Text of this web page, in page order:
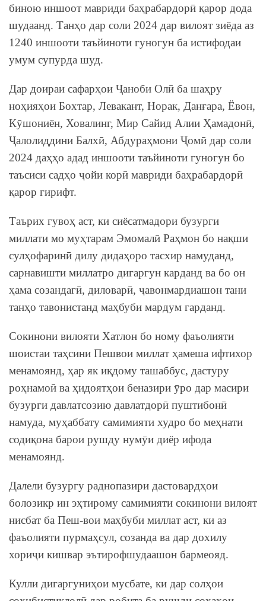
биною иншоот мавриди баҳрабардорӣ қарор дода
шудаанд. Танҳо дар соли 2024 дар вилоят зиёда аз
1240 иншооти таъйиноти гуногун ба истифодаи
умум супурда шуд.
Дар доираи сафарҳои Ҷаноби Олӣ ба шаҳру
ноҳияҳои Бохтар, Левакант, Норак, Данғара, Ёвон,
Кӯшониён, Ховалинг, Мир Сайид Алии Ҳамадонӣ,
Ҷалолиддини Балхӣ, Абдураҳмони Ҷомӣ дар соли
2024 даҳҳо адад иншооти таъйиноти гуногун бо
таъсиси садҳо ҷойи корӣ мавриди баҳрабардорӣ
қарор гирифт.
Таърих гувоҳ аст, ки сиёсатмадори бузурги
миллати мо муҳтарам Эмомалӣ Раҳмон бо нақши
сулҳофаринӣ дилу дидаҳоро тасхир намуданд,
сарнавишти миллатро дигаргун карданд ва бо он
ҳама созандагӣ, диловарӣ, ҷавонмардиашон тани
танҳо тавонистанд маҳбуби мардум гарданд.
Сокинони вилояти Хатлон бо ному фаъолияти
шоистаи таҳсини Пешвои миллат ҳамеша ифтихор
менамоянд, ҳар як иқдому ташаббус, дастуру
роҳнамоӣ ва ҳидоятҳои беназири ӯро дар масири
бузурги давлатсозию давлатдорӣ пуштибонӣ
намуда, муҳаббату самимияти худро бо меҳнати
содиқона барои рушду нумӯи диёр ифода
менамоянд.
Далели бузургу раднопазири дастовардҳои
болозикр ин эҳтирому самимияти сокинони вилоят
нисбат ба Пеш-вои маҳбуби миллат аст, ки аз
фаъолияти пурмаҳсул, созанда ва дар дохилу
хориҷи кишвар эътирофшудаашон бармеояд.
Кулли дигаргуниҳои мусбате, ки дар солҳои